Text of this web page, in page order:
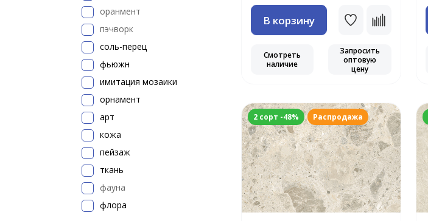
оранмент
пэчворк
соль-перец
фьюжн
имитация мозаики
орнамент
арт
кожа
пейзаж
ткань
фауна
флора
В корзину
Смотреть
наличие
Запросить
оптовую
цену
2 сорт -48% Распродажа